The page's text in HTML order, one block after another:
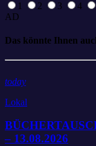
1
2 3 4
AD
Das könnte Ihnen
today
Lokal
– 13.08.2026